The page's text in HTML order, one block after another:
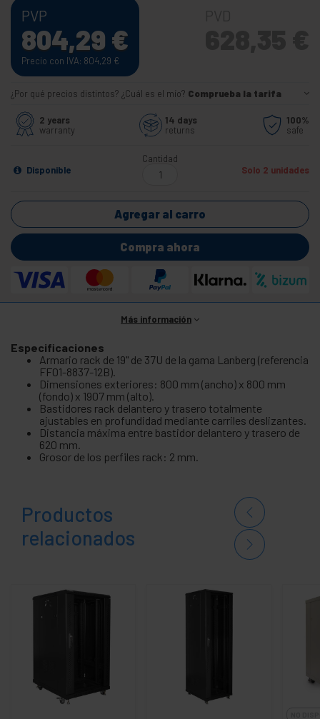
PVP
804,29 €
Precio con IVA: 804,29 €
¿Por qué precios distintos? ¿Cuál es el mío? Comprueba la tarifa
2 years
warranty
14 days
returns
100%
safe
Disponible
Cantidad
Solo 2 unidades
Agregar al carro
Compra ahora
Más información
Especificaciones
Armario rack de 19" de 37U de la gama Lanberg (referencia
FF01-8837-12B).
Dimensiones exteriores: 800 mm (ancho) x 800 mm
(fondo) x 1907 mm (alto).
Bastidores rack delantero y trasero totalmente
ajustables en profundidad mediante carriles deslizantes.
Distancia máxima entre bastidor delantero y trasero de
620 mm.
Grosor de los perfiles rack: 2 mm.
Productos
relacionados